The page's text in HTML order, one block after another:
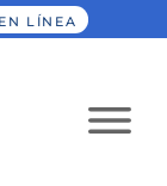
LÍNEA